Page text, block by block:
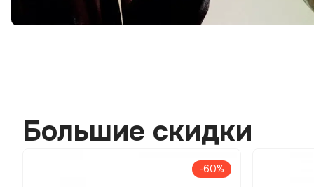
Большие скидки
-60%